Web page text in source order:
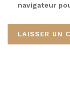
navigateur